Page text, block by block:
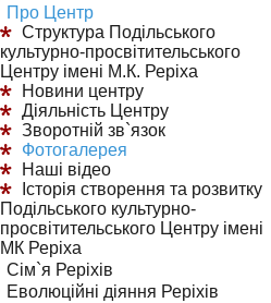
Про Центр
Структура Подільського
культурно-просвітительського
Центру імені М.К. Реріха
Новини центру
Діяльність Центру
Зворотній зв`язок
Фотогалерея
Наші відео
Історія створення та розвитку
Подільського культурно-
просвітительського Центру імені
МК Реріха
Сім`я Реріхів
Еволюційні діяння Реріхів